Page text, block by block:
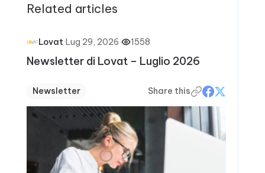
Related articles
Lovat·Lug 29, 2026· 1558
Newsletter di Lovat – Luglio 2026
Newsletter Share this